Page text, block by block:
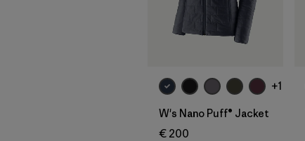
+1
W's Nano Puff® Jacket
€ 200